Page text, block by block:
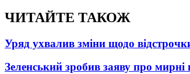
ЧИТАЙТЕ ТАКОЖ
Уряд ухвалив зміни щодо відстрочки
Зеленський зробив заяву про мирні